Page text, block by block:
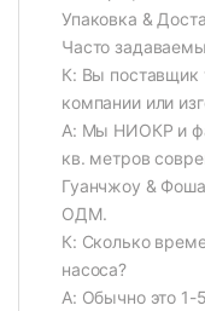
Упаковка &
Часто
К: Вы поставщик
компании или
А: Мы НИОКР и
кв. метров
Гуанчжоу &
ОДМ.
К: Сколько
насоса?
A: Обычно это 1-